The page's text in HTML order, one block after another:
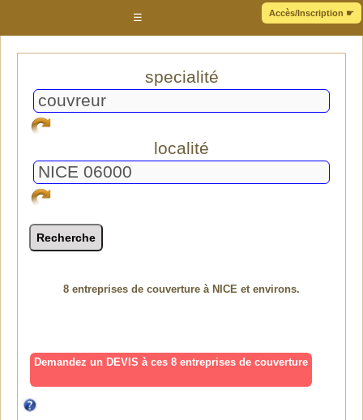
Accès/Inscription ☛
☰
specialité
localité
8 entreprises de couverture à NICE et environs.
Demandez un DEVIS à ces 8 entreprises de couverture